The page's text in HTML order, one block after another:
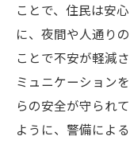
ことで、住民は安
に、夜間や人通り
ことで不安が軽減
ミュニケーション
らの安全が守られ
ように、警備によ